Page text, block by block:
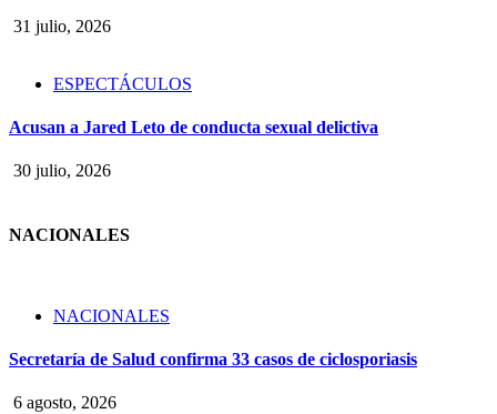
31 julio, 2026
ESPECTÁCULOS
Acusan a Jared Leto de conducta sexual delictiva
30 julio, 2026
NACIONALES
NACIONALES
Secretaría de Salud confirma 33 casos de ciclosporiasis
6 agosto, 2026